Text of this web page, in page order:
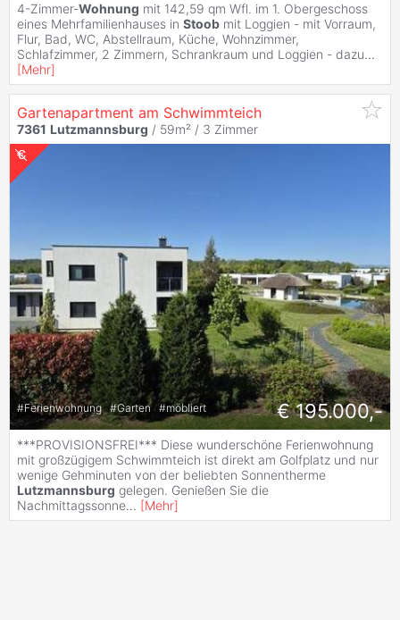
4-Zimmer-Wohnung mit 142,59 qm Wfl. im 1. Obergeschoss
eines Mehrfamilienhauses in Stoob mit Loggien - mit Vorraum,
Flur, Bad, WC, Abstellraum, Küche, Wohnzimmer,
Schlafzimmer, 2 Zimmern, Schrankraum und Loggien - dazu...
[Mehr]
Gartenapartment am Schwimmteich
7361 Lutzmannsburg / 59m² / 3 Zimmer
#Ferienwohnung #Garten #möbliert € 195.000,-
***PROVISIONSFREI*** Diese wunderschöne Ferienwohnung
mit großzügigem Schwimmteich ist direkt am Golfplatz und nur
wenige Gehminuten von der beliebten Sonnentherme
Lutzmannsburg gelegen. Genießen Sie die
Nachmittagssonne... [Mehr]